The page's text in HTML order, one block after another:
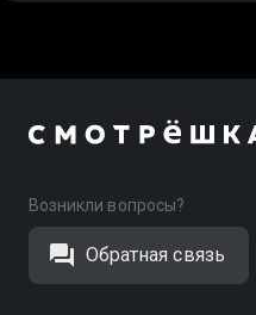
Возникли вопросы?
Обратная связь